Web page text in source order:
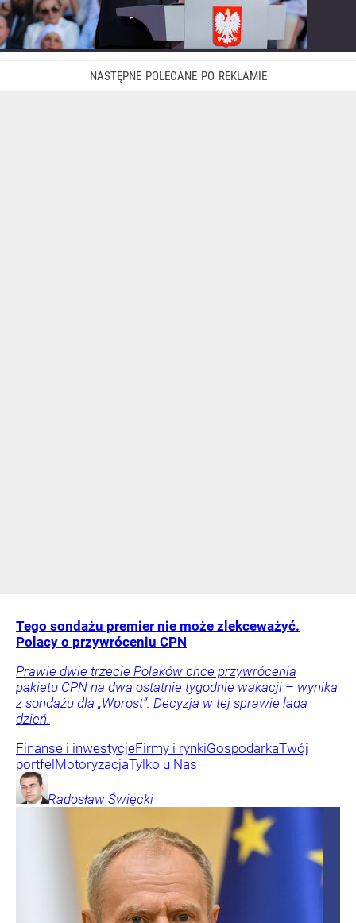
Tego sondażu premier nie może zlekceważyć.
Polacy o przywróceniu CPN
Prawie dwie trzecie Polaków chce przywrócenia
pakietu CPN na dwa ostatnie tygodnie wakacji – wynika
z sondażu dla „Wprost”. Decyzja w tej sprawie lada
dzień.
Finanse i inwestycjeFirmy i rynkiGospodarkaTwój
portfel MotoryzacjaTylko u Nas
Radosław Święcki